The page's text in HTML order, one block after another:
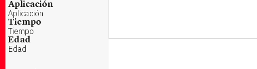
Aplicación
Aplicación
Tiempo
Tiempo
Edad
Edad